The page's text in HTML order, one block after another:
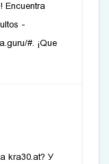
Encuentra
-
#. ¡Que
kra30.at? У